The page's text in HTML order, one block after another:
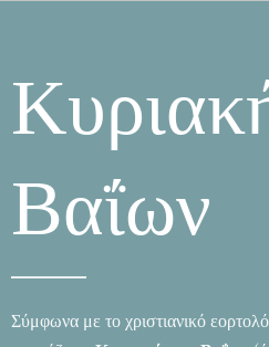
Βαΐων
Σύμφωνα με το χριστιανικό